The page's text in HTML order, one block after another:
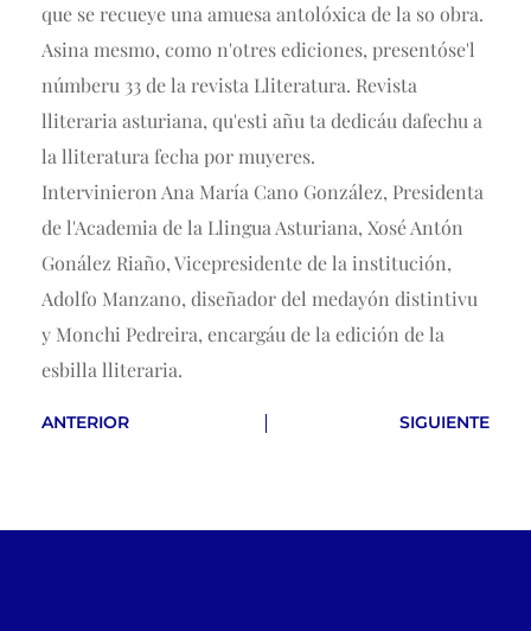
que se recueye una amuesa antolóxica de la so obra.
Asina mesmo, como n'otres ediciones, presentóse'l
númberu 33 de la revista Lliteratura. Revista
lliteraria asturiana, qu'esti añu ta dedicáu dafechu a
la lliteratura fecha por muyeres.
Intervinieron Ana María Cano González, Presidenta
de l'Academia de la Llingua Asturiana, Xosé Antón
Gonález Riaño, Vicepresidente de la institución,
Adolfo Manzano, diseñador del medayón distintivu
y Monchi Pedreira, encargáu de la edición de la
esbilla lliteraria.
ANTERIOR SIGUIENTE